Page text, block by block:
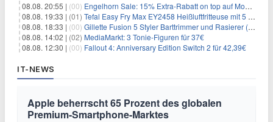
08.08. 20:55 | (00) Engelhorn Sale: 15% Extra-Rabatt on top auf Mode- und Sport-Artikel
08.08. 19:33 | (01) Tefal Easy Fry Max EY2458 Heißluftfritteuse mit 5 Litern für 64,99€
08.08. 18:33 | (00) Gillette Fusion 5 Styler Barttrimmer und Rasierer (All in One) für 16€
08.08. 14:02 | (02) MediaMarkt: 3 Tonie-Figuren für 37€
08.08. 12:30 | (00) Fallout 4: Anniversary Edition Switch 2 für 42,39€
IT-NEWS
Apple beherrscht 65 Prozent des globalen
Premium-Smartphone-Marktes